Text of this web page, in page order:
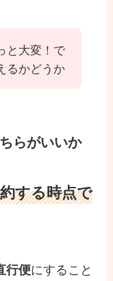
と大変！で
るかどうか
らがいいか
する時点で
行便にすること